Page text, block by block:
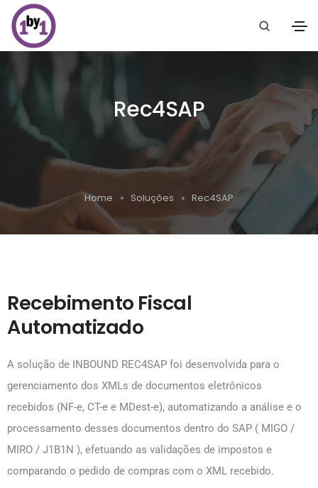
Rec4SAP
Home Soluções Rec4SAP
Recebimento Fiscal
Automatizado
A solução de INBOUND REC4SAP foi desenvolvida para o
gerenciamento dos XMLs de documentos eletrônicos
recebidos (NF-e, CT-e e MDest-e), automatizando a análise e o
processamento desses documentos dentro do SAP ( MIGO /
MIRO / J1B1N ), efetuando as validações de impostos e
comparando o pedido de compras com o XML recebido.